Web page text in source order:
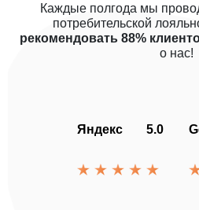
Каждые полгода мы
потребительской
рекомендовать 88%
о нас!
Яндекс 5.0